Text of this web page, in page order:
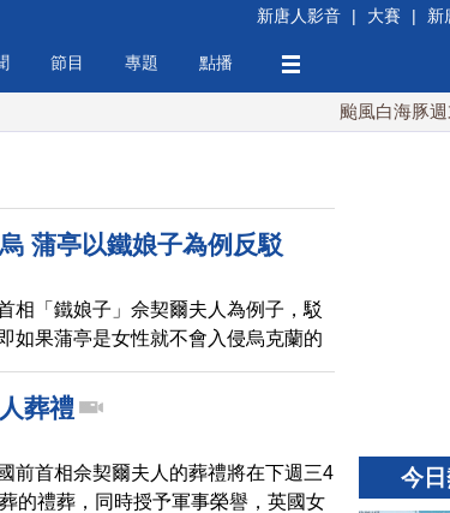
新唐人影音 | 大賽 | 新
節目 專題 點播
颱風白海豚週末
蒲亭以鐵娘子為例反駁
相「鐵娘子」佘契爾夫人為例子，駁
如果蒲亭是女性就不會入侵烏克蘭的
葬禮
前首相佘契爾夫人的葬禮將在下週三4
的禮葬，同時授予軍事榮譽，英國女
今日